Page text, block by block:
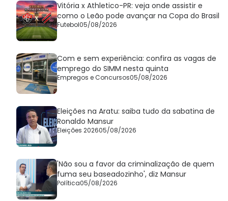
Vitória x Athletico-PR: veja onde assistir e
como o Leão pode avançar na Copa do Brasil
Futebol05/08/2026
Com e sem experiência: confira as vagas de
emprego do SIMM nesta quinta
Empregos e Concursos05/08/2026
Eleições na Aratu: saiba tudo da sabatina de
Ronaldo Mansur
Eleições 202605/08/2026
'Não sou a favor da criminalização de quem
fuma seu baseadozinho', diz Mansur
Política05/08/2026